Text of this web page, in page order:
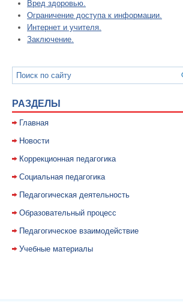
Вред здоровью.
Ограничение доступа к информации.
Интернет и учителя.
Заключение.
РАЗДЕЛЫ
Главная
Новости
Коррекционная педагогика
Социальная педагогика
Педагогическая деятельность
Образовательный процесс
Педагогическое взаимодействие
Учебные материалы